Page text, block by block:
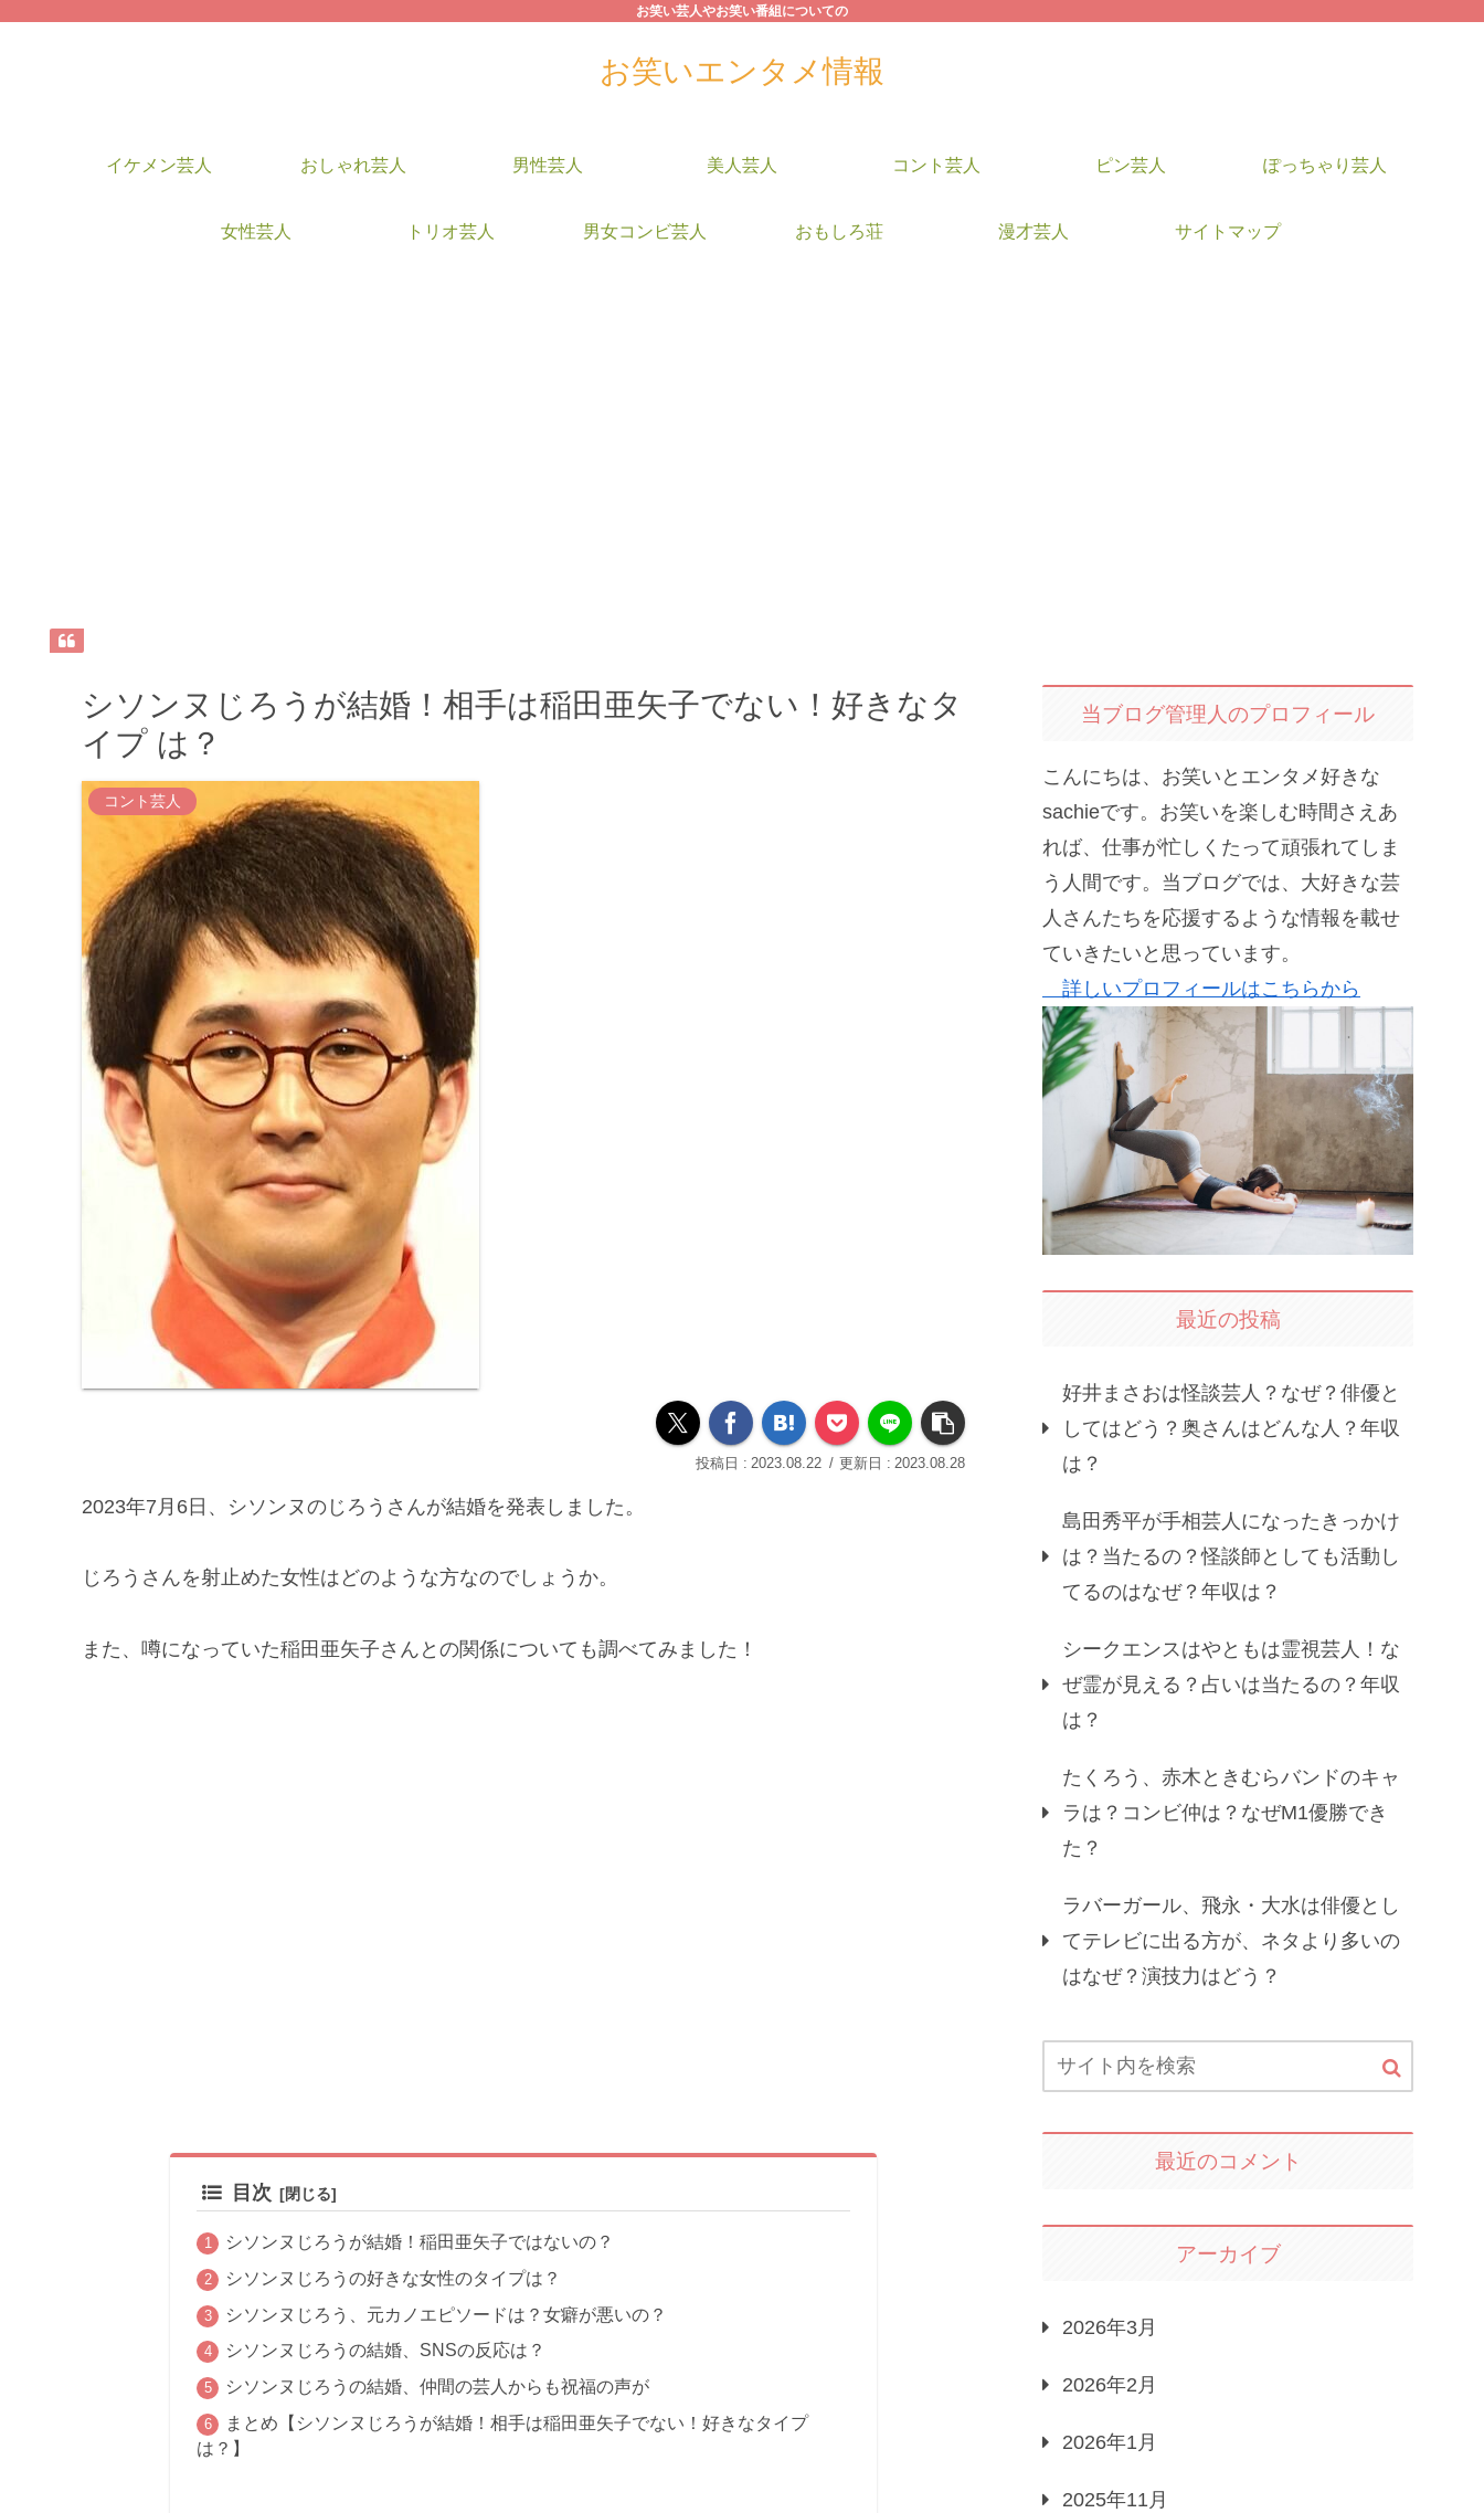
お笑い芸人やお笑い番組についての
お笑いエンタメ情報
イケメン芸人 おしゃれ芸人 男性芸人 美人芸人 コント芸人 ピン芸人 ぽっちゃり芸人
女性芸人 トリオ芸人 男女コンビ芸人 おもしろ荘 漫才芸人 サイトマップ
シソンヌじろうが結婚！相手は稲田亜矢子でない！好きなタ
イプ は？
コント芸人
2023.08.22 2023.08.28
2023年7月6日、シソンヌのじろうさんが結婚を発表しました。
じろうさんを射止めた女性はどのような方なのでしょうか。
また、噂になっていた稲田亜矢子さんとの関係についても調べてみました！
目次
シソンヌじろうが結婚！稲田亜矢子ではないの？
シソンヌじろうの好きな女性のタイプは？
シソンヌじろう、元カノエピソードは？女癖が悪いの？
シソンヌじろうの結婚、SNSの反応は？
シソンヌじろうの結婚、仲間の芸人からも祝福の声が
まとめ【シソンヌじろうが結婚！相手は稲田亜矢子でない！好きなタイプ
は？】
当ブログ管理人のプロフィール
こんにちは、お笑いとエンタメ好きな
sachieです。お笑いを楽しむ時間さえあ
れば、仕事が忙しくたって頑張れてしま
う人間です。当ブログでは、大好きな芸
人さんたちを応援するような情報を載せ
ていきたいと思っています。
詳しいプロフィールはこちらから
最近の投稿
好井まさおは怪談芸人？なぜ？俳優と
してはどう？奥さんはどんな人？年収
は？
島田秀平が手相芸人になったきっかけ
は？当たるの？怪談師としても活動し
てるのはなぜ？年収は？
シークエンスはやともは霊視芸人！な
ぜ霊が見える？占いは当たるの？年収
は？
たくろう、赤木ときむらバンドのキャ
ラは？コンビ仲は？なぜM1優勝でき
た？
ラバーガール、飛永・大水は俳優とし
てテレビに出る方が、ネタより多いの
はなぜ？演技力はどう？
最近のコメント
アーカイブ
2026年3月
2026年2月
2026年1月
2025年11月